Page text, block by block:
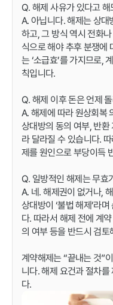
Q. 해제 사유가 있다고
A. 아닙니다. 해제는 상
하고, 그 방식 역시 전화
식으로 해야 추후 분쟁에
는 ‘소급효’를 가지므로,
칙입니다.
Q. 해제 이후 돈은 언제
A. 해제에 따라 원상회복
상대방의 동의 여부, 반
라 달라질 수 있습니다.
제를 원인으로 부당이득
Q. 일방적인 해제는 무효
A. 네. 해제권이 없거나,
상대방이 ‘불법 해제’라
다. 따라서 해제 전에 계
의 여부 등을 반드시 검토
계약해제는 “끝내는 것”
니다. 해제 요건과 절차
다.